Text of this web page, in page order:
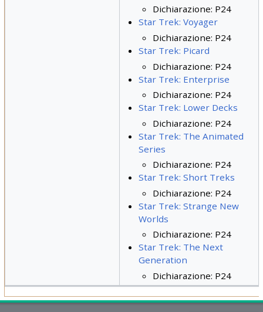
Dichiarazione: P24
Star Trek: Voyager
Dichiarazione: P24
Star Trek: Picard
Dichiarazione: P24
Star Trek: Enterprise
Dichiarazione: P24
Star Trek: Lower Decks
Dichiarazione: P24
Star Trek: The Animated
Series
Dichiarazione: P24
Star Trek: Short Treks
Dichiarazione: P24
Star Trek: Strange New
Worlds
Dichiarazione: P24
Star Trek: The Next
Generation
Dichiarazione: P24